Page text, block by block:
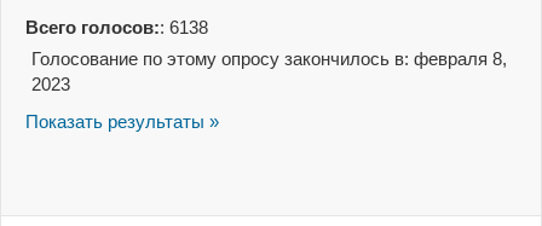
Всего голосов:: 6138
Голосование по этому опросу закончилось в: февраля 8,
2023
Показать результаты »